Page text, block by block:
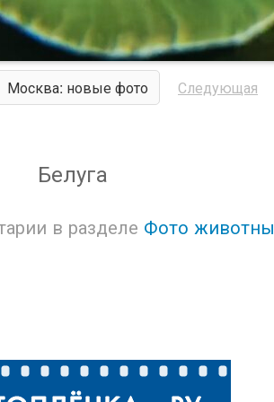
Москва: новые фото Следующая
Белуга
в разделе Фото